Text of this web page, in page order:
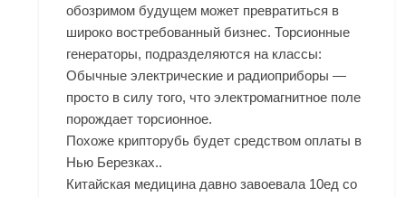
обозримом будущем может превратиться в
широко востребованный бизнес. Торсионные
генераторы, подразделяются на классы:
Обычные электрические и радиоприборы —
просто в силу того, что электромагнитное поле
порождает торсионное.
Похоже крипторубь будет средством оплаты в
Нью Березках..
Китайская медицина давно завоевала 10ед со